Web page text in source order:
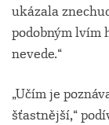
ukázala
podobným lvím
nevede.“
„Učím je
šťastnější,“